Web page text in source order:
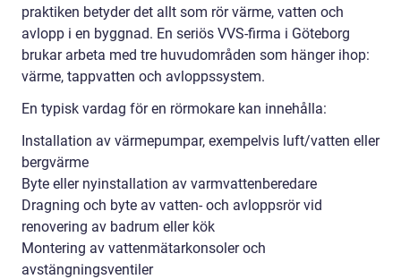
praktiken betyder det allt som rör värme, vatten och
avlopp i en byggnad. En seriös VVS-firma i Göteborg
brukar arbeta med tre huvudområden som hänger ihop:
värme, tappvatten och avloppssystem.
En typisk vardag för en rörmokare kan innehålla:
Installation av värmepumpar, exempelvis luft/vatten eller
bergvärme
Byte eller nyinstallation av varmvattenberedare
Dragning och byte av vatten- och avloppsrör vid
renovering av badrum eller kök
Montering av vattenmätarkonsoler och
avstängningsventiler